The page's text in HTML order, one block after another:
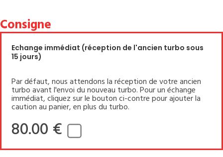
Consigne
Echange immédiat (réception de l'ancien turbo sous
15 jours)
Par défaut, nous attendons la réception de votre ancien
turbo avant l'envoi du nouveau turbo. Pour un échange
immédiat, cliquez sur le bouton ci-contre pour ajouter la
caution au panier, en plus du turbo.
80.00 €